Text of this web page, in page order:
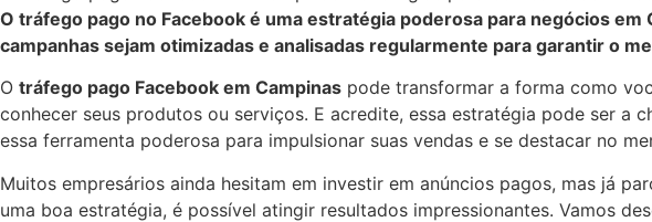
O tráfego pago no Facebook é uma estratégia poderosa para negócios
campanhas sejam otimizadas e analisadas regularmente para garantir o
O tráfego pago Facebook em Campinas pode transformar a forma como
conhecer seus produtos ou serviços. E acredite, essa estratégia pode ser
essa ferramenta poderosa para impulsionar suas vendas e se destacar no
Muitos empresários ainda hesitam em investir em anúncios pagos, mas já
uma boa estratégia, é possível atingir resultados impressionantes. Vamos